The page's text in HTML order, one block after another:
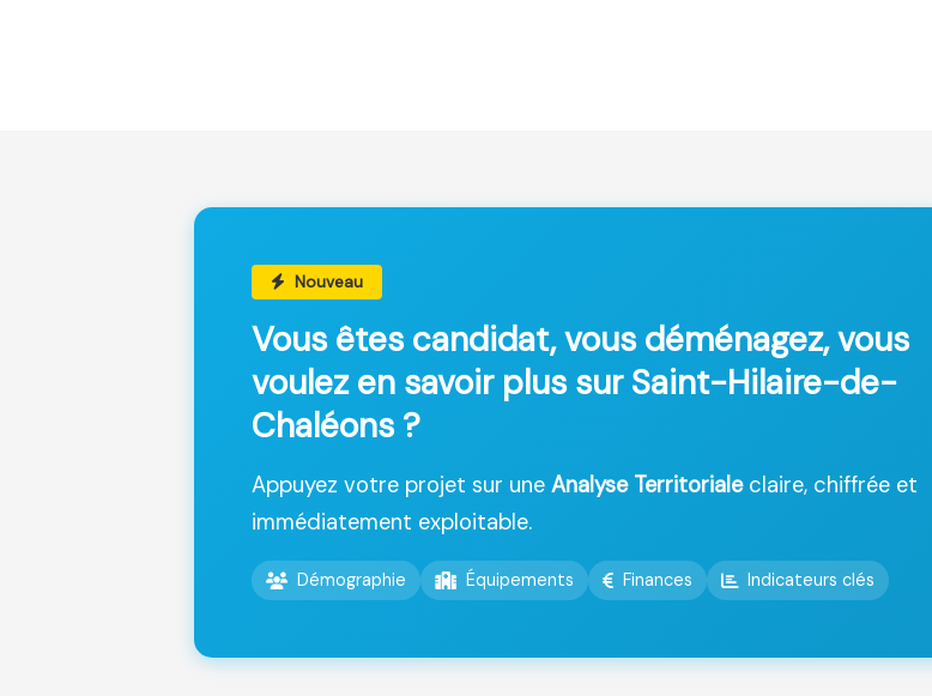
Nouveau
Vous êtes candidat, vous déménagez, vous
voulez en savoir plus sur Saint-Hilaire-de-
Chaléons ?
Appuyez votre projet sur une Analyse Territorialeclaire, chiffrée et
immédiatement exploitable.
Démographie Équipements Finances Indicateurs clés